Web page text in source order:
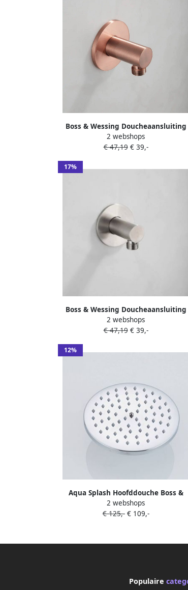
Boss & Wessing Doucheaansluiting
Wand BWS Plus Geborsteld Koper
2 webshops
€ 47,19€ 39,-
17%
Boss & Wessing Doucheaansluiting
Wand BWS Plus RVS
2 webshops
€ 47,19€ 39,-
12%
Aqua Splash Hoofddouche Boss &
Wessing Talpa Rond 30 cm RVS
2 webshops
€ 125,-€ 109,-
Populaire